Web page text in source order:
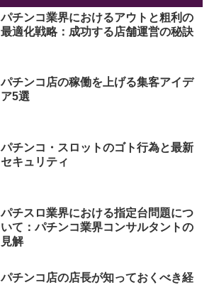
パチンコ業界におけるアウトと粗利の
最適化戦略：成功する店舗運営の秘訣
パチンコ店の稼働を上げる集客アイデ
ア5選
パチンコ・スロットのゴト行為と最新
セキュリティ
パチスロ業界における指定台問題につ
いて：パチンコ業界コンサルタントの
見解
パチンコ店の店長が知っておくべき経